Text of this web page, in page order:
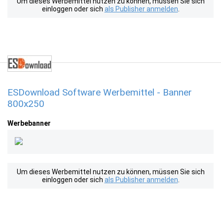
einloggen oder sich als Publisher anmelden
ESDownload Software Werbemittel - Banner
800x250
Werbebanner
Um dieses Werbemittel nutzen zu können, müssen Sie sich
einloggen oder sich als Publisher anmelden